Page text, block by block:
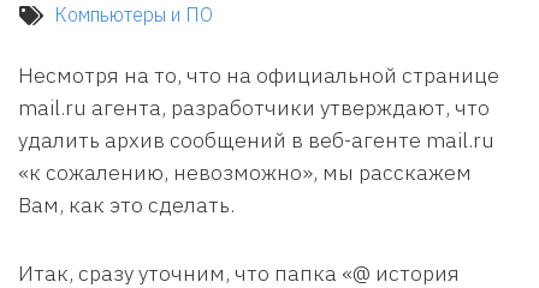
Компьютеры и ПО
Несмотря на то, что на официальной странице
mail.ru агента, разработчики утверждают, что
удалить архив сообщений в веб-агенте mail.ru
«к сожалению, невозможно», мы расскажем
Вам, как это сделать.
Итак, сразу уточним, что папка «@ история